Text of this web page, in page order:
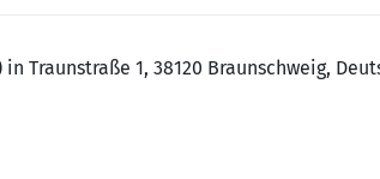
Traunstraße 1, 38120 Braunschweig,